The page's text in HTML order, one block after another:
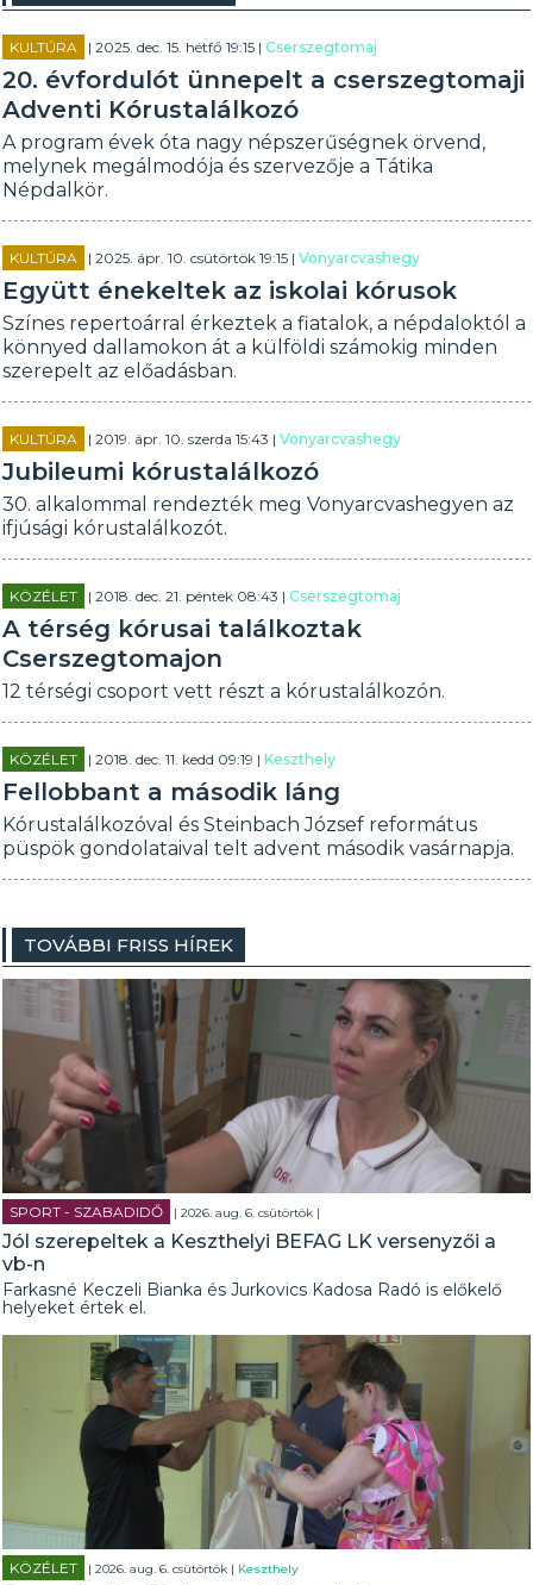
KULTÚRA | 2025. dec. 15. hétfő 19:15 |Cserszegtomaj
20. évfordulót ünnepelt a cserszegtomaji
Adventi Kórustalálkozó
A program évek óta nagy népszerűségnek örvend,
melynek megálmodója és szervezője a Tátika
Népdalkör.
KULTÚRA | 2025. ápr. 10. csütörtök 19:15 |Vonyarcvashegy
Együtt énekeltek az iskolai kórusok
Színes repertoárral érkeztek a fiatalok, a népdaloktól a
könnyed dallamokon át a külföldi számokig minden
szerepelt az előadásban.
KULTÚRA | 2019. ápr. 10. szerda 15:43 |Vonyarcvashegy
Jubileumi kórustalálkozó
30. alkalommal rendezték meg Vonyarcvashegyen az
ifjúsági kórustalálkozót.
KÖZÉLET | 2018. dec. 21. péntek 08:43 |Cserszegtomaj
A térség kórusai találkoztak
Cserszegtomajon
12 térségi csoport vett részt a kórustalálkozón.
KÖZÉLET | 2018. dec. 11. kedd 09:19 |Keszthely
Fellobbant a második láng
Kórustalálkozóval és Steinbach József református
püspök gondolataival telt advent második vasárnapja.
TOVÁBBI FRISS HÍREK
SPORT - SZABADIDŐ | 2026. aug. 6. csütörtök |
Jól szerepeltek a Keszthelyi BEFAG LK versenyzői a
vb-n
Farkasné Keczeli Bianka és Jurkovics Kadosa Radó is előkelő
helyeket értek el.
KÖZÉLET | 2026. aug. 6. csütörtök | Keszthely